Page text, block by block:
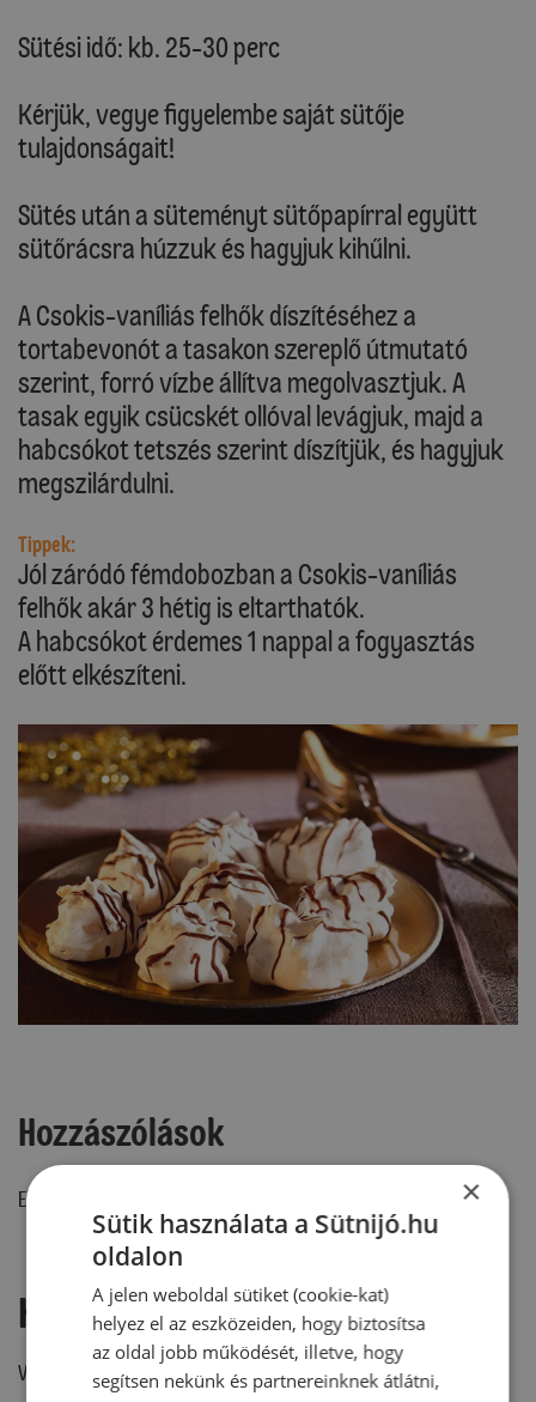
Sütési idő: kb. 25-30 perc
Kérjük, vegye figyelembe saját sütője
tulajdonságait!
Sütés után a süteményt sütőpapírral együtt
sütőrácsra húzzuk és hagyjuk kihűlni.
A Csokis-vaníliás felhők díszítéséhez a
tortabevonót a tasakon szereplő útmutató
szerint, forró vízbe állítva megolvasztjuk. A
tasak egyik csücskét ollóval levágjuk, majd a
habcsókot tetszés szerint díszítjük, és hagyjuk
megszilárdulni.
Tippek:
Jól záródó fémdobozban a Csokis-vaníliás
felhők akár 3 hétig is eltarthatók.
A habcsókot érdemes 1 nappal a fogyasztás
előtt elkészíteni.
Hozzászólások
Ehhez a recepthez még nem érkezett hozzászólás.
Hozzászólás írása
Vélemény írásához, kérjük, jelentkezz be!
×
Sütik használata a Sütnijó.hu
oldalon
A jelen weboldal sütiket (cookie-kat)
helyez el az eszközeiden, hogy biztosítsa
az oldal jobb működését, illetve, hogy
segítsen nekünk és partnereinknek átlátni,